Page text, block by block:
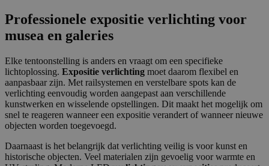
Professionele expositie verlichting voor
musea en galeries
Elke tentoonstelling is anders en vraagt om een specifieke
lichtoplossing. Expositie verlichting moet daarom flexibel en
aanpasbaar zijn. Met railsystemen en verstelbare spots kan de
verlichting eenvoudig worden aangepast aan verschillende
kunstwerken en wisselende opstellingen. Dit maakt het mogelijk om
snel te reageren wanneer een expositie verandert of wanneer nieuwe
objecten worden toegevoegd.
Daarnaast is het belangrijk dat verlichting veilig is voor kunst en
historische objecten. Veel materialen zijn gevoelig voor warmte en